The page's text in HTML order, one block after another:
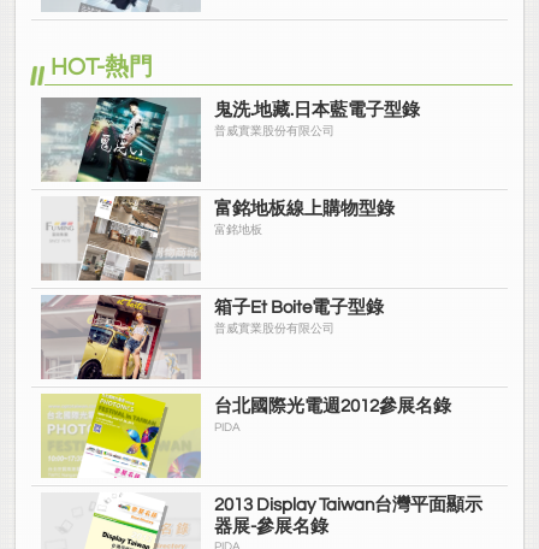
HOT-熱門
鬼洗.地藏.日本藍電子型錄
普威實業股份有限公司
富銘地板線上購物型錄
富銘地板
箱子Et Boite電子型錄
普威實業股份有限公司
台北國際光電週2012參展名錄
PIDA
2013 Display Taiwan台灣平面顯示
器展-參展名錄
PIDA